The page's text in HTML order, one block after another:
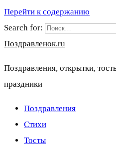
Перейти к содержанию
Search for:
Поздравленок.ru
Поздравления, открытки,
праздники
Поздравления
Стихи
Тосты